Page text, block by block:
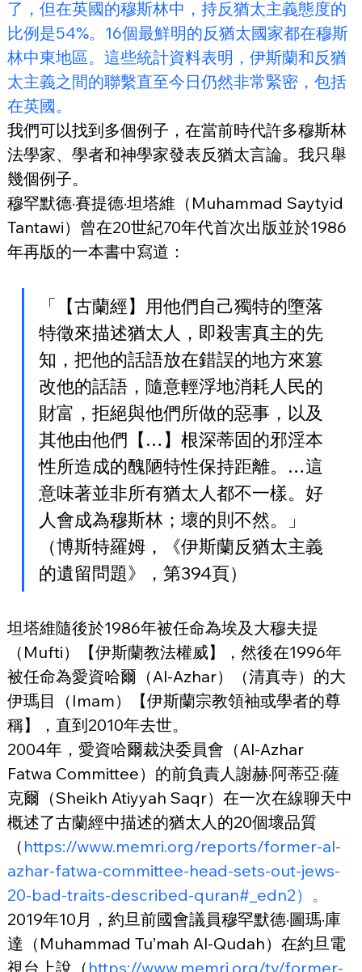
了，但在英國的穆斯林中，持反猶太主義態度的
比例是54%。16個最鮮明的反猶太國家都在穆斯
林中東地區。這些統計資料表明，伊斯蘭和反猶
太主義之間的聯繫直至今日仍然非常緊密，包括
在英國。
我們可以找到多個例子，在當前時代許多穆斯林
法學家、學者和神學家發表反猶太言論。我只舉
幾個例子。
穆罕默德·賽提德·坦塔維（Muhammad Saytyid
Tantawi）曾在20世紀70年代首次出版並於1986
年再版的一本書中寫道：
「【古蘭經】用他們自己獨特的墮落
特徵來描述猶太人，即殺害真主的先
知，把他的話語放在錯誤的地方來篡
改他的話語，隨意輕浮地消耗人民的
財富，拒絕與他們所做的惡事，以及
其他由他們【…】根深蒂固的邪淫本
性所造成的醜陋特性保持距離。…這
意味著並非所有猶太人都不一樣。好
人會成為穆斯林；壞的則不然。」
（博斯特羅姆，《伊斯蘭反猶太主義
的遺留問題》，第394頁）
坦塔維隨後於1986年被任命為埃及大穆夫提
（Mufti）【伊斯蘭教法權威】，然後在1996年
被任命為愛資哈爾（Al-Azhar）（清真寺）的大
伊瑪目（Imam）【伊斯蘭宗教領袖或學者的尊
稱】，直到2010年去世。
2004年，愛資哈爾裁決委員會（Al-Azhar
Fatwa Committee）的前負責人謝赫·阿蒂亞·薩
克爾（Sheikh Atiyyah Saqr）在一次在線聊天中
概述了古蘭經中描述的猶太人的20個壞品質
（ https://www.memri.org/reports/former-al-
azhar-fatwa-committee-head-sets-out-jews-
20-bad-traits-described-quran#_edn2）。
2019年10月，約旦前國會議員穆罕默德·圖瑪·庫
達（Muhammad Tu’mah Al-Qudah）在約旦電
視台上說（ https://www.memri.org/tv/former-